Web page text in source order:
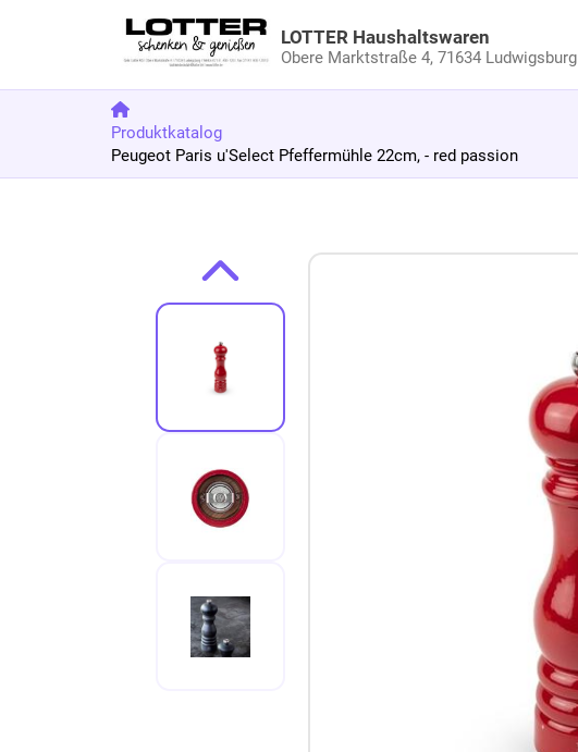
LOTTER Haushaltswaren
Obere Marktstraße 4, 71634 Ludwigsburg
Produktkatalog
Peugeot Paris u'Select Pfeffermühle 22cm, - red passion
Zur Produktbeschreibung springen